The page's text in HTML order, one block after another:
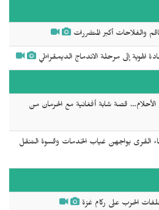
والفلاحات أكبر المتضررات
الهوية إلى مرحلة الاندماج الديمقراطي
قصة شابة أفغانية مع الحرمان من
القرى يواجهن غياب الخدمات وقسوة التنقل
الحرب على ركام غزة